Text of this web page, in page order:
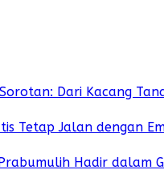
Dari Kacang
Tetap Jalan dengan
Hadir dalam